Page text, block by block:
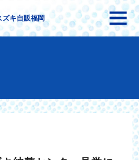
キ自販福岡